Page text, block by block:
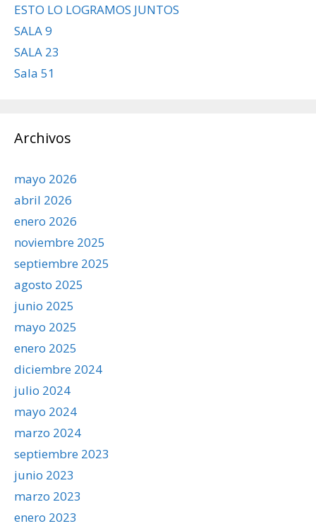
ESTO LO LOGRAMOS JUNTOS
SALA 9
SALA 23
Sala 51
Archivos
mayo 2026
abril 2026
enero 2026
noviembre 2025
septiembre 2025
agosto 2025
junio 2025
mayo 2025
enero 2025
diciembre 2024
julio 2024
mayo 2024
marzo 2024
septiembre 2023
junio 2023
marzo 2023
enero 2023